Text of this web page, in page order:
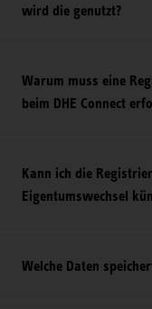
wird die genutzt?
Warum muss eine
beim DHE Connect
Kann ich die
Eigentumswechsel
Welche Daten